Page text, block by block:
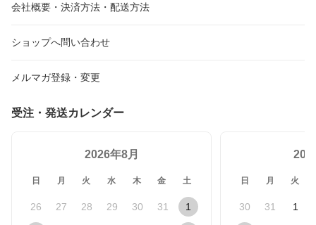
会社概要・決済方法・配送方法
ショップへ問い合わせ
メルマガ登録・変更
受注・発送カレンダー
2026年8月
日 月 火 水 木 金 土
26 27 28 29 30 31 1
日 月 火
30 31 1